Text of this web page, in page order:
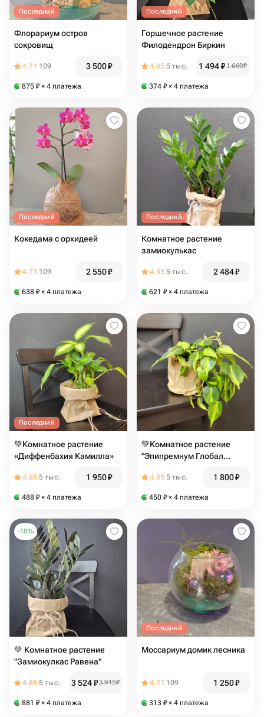
Последний
Флорариум остров
сокровищ
4.71 109 3 500₽
875 ₽ × 4 платежа
Последний
Горшечное растение
Филодендрон Биркин
4.855 тыс. 1 494₽1 660₽
374 ₽ × 4 платежа
Последний
Кокедама с орхидеей
4.71 109 2 550₽
638 ₽ × 4 платежа
Последний
Комнатное растение
замиокулькас
4.855 тыс. 2 484₽
621 ₽ × 4 платежа
Последний
💚Комнатное растение
«Диффенбахия Камилла»
4.855 тыс. 1 950₽
488 ₽ × 4 платежа
💚Комнатное растение
"Эпипремнум Глобал
4.855 тыс. 1 800₽
450 ₽ × 4 платежа
-10%
💚 Комнатное растение
"Замиокулкас Равена"
4.855 тыс. 3 524₽3 915₽
881 ₽ × 4 платежа
Последний
Моссариум домик лесника
4.71 109 1 250₽
313 ₽ × 4 платежа